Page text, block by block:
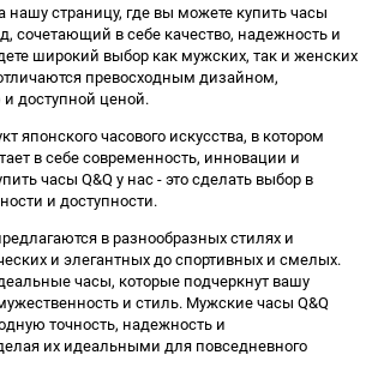
нашу страницу, где вы можете купить часы
сочетающий в себе качество, надежность и
широкий выбор как мужских, так и женских
превосходным дизайном,
доступной ценой.
японского часового искусства, в котором
в себе современность, инновации и
часы Q&Q у нас - это сделать выбор в
и доступности.
в разнообразных стилях и
и элегантных до спортивных и смелых.
часы, которые подчеркнут вашу
и стиль. Мужские часы Q&Q
точность, надежность и
их идеальными для повседневного